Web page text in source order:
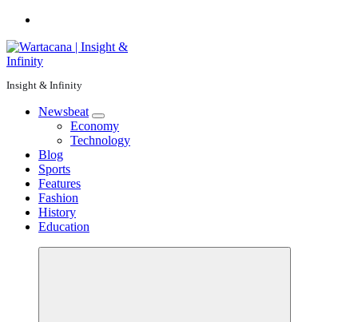
Insight & Infinity
Newsbeat
Economy
Technology
Blog
Sports
Features
Fashion
History
Education